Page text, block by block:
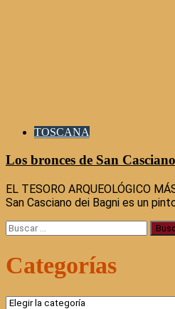
TOSCANA
Los bronces de San
EL TESORO ARQUEOLÓGICO
San Casciano dei Bagni es un
Buscar:
Categorías
Categorías